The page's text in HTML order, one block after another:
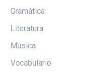
Gramática
Literatura
Música
Vocabulario